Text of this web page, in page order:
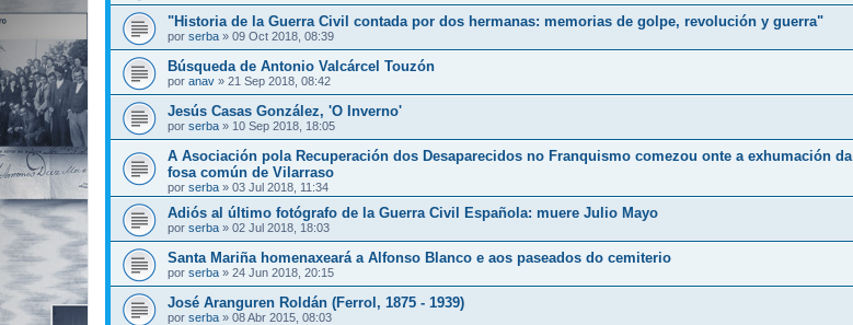
"Historia de la Guerra Civil contada por dos hermanas: memorias de golpe, revolución y guerra"
por serba » 09 Oct 2018, 08:39
Búsqueda de Antonio Valcárcel Touzón
por anav » 21 Sep 2018, 08:42
Jesús Casas González, 'O Inverno'
por serba » 10 Sep 2018, 18:05
A Asociación pola Recuperación dos Desaparecidos no Franquismo comezou onte a exhumación da
fosa común de Vilarraso
por serba » 03 Jul 2018, 11:34
Adiós al último fotógrafo de la Guerra Civil Española: muere Julio Mayo
por serba » 02 Jul 2018, 18:03
Santa Mariña homenaxeará a Alfonso Blanco e aos paseados do cemiterio
por serba » 24 Jun 2018, 20:15
José Aranguren Roldán (Ferrol, 1875 - 1939)
por serba » 08 Abr 2015, 08:03